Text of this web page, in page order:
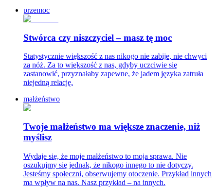
przemoc
Stwórca czy niszczyciel – masz tę moc
Statystycznie większość z nas nikogo nie zabije, nie chwyci
za nóż. Za to większość z nas, gdyby uczciwie się
zastanowić, przyznałaby zapewne, że jadem języka zatruła
niejedną relację.
małżeństwo
Twoje małżeństwo ma większe znaczenie, niż
myślisz
Wydaje się, że moje małżeństwo to moja sprawa. Nie
oszukujmy się jednak, że nikogo innego to nie dotyczy.
Jesteśmy społeczni, obserwujemy otoczenie. Przykład innych
ma wpływ na nas. Nasz przykład – na innych.